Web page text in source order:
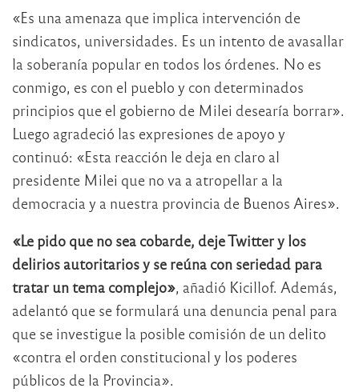
«Es una amenaza que implica intervención de
sindicatos, universidades. Es un intento de avasallar
la soberanía popular en todos los órdenes. No es
conmigo, es con el pueblo y con determinados
principios que el gobierno de Milei desearía borrar».
Luego agradeció las expresiones de apoyo y
continuó: «Esta reacción le deja en claro al
presidente Milei que no va a atropellar a la
democracia y a nuestra provincia de Buenos Aires».
«Le pido que no sea cobarde, deje Twitter y los
delirios autoritarios y se reúna con seriedad para
tratar un tema complejo», añadió Kicillof. Además,
adelantó que se formulará una denuncia penal para
que se investigue la posible comisión de un delito
«contra el orden constitucional y los poderes
públicos de la Provincia».